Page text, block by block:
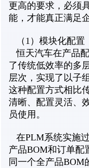
更高的要求，必须
能，才能真正满足
（1）模块化配置
恒天汽车在产品
了传统低效率的多
层次，实现了以子
这种配置方式相比
清晰、配置灵活、
员使用。
在PLM系统实施
产品BOM和订单配
同一个全产品BOM